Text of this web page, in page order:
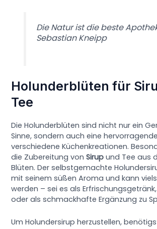
Die Natur ist die beste
Sebastian Kneipp
Holunderblüten für
Tee
Die Holunderblüten sind nicht nur ein
Sinne, sondern auch eine
verschiedene Küchenkreationen.
die Zubereitung vonSirup und Tee aus
Blüten. Der selbstgemachte
mit seinem süßen Aroma und kann
werden – sei es als
oder als schmackhafte Ergänzung zu
Um Holundersirup herzustellen,